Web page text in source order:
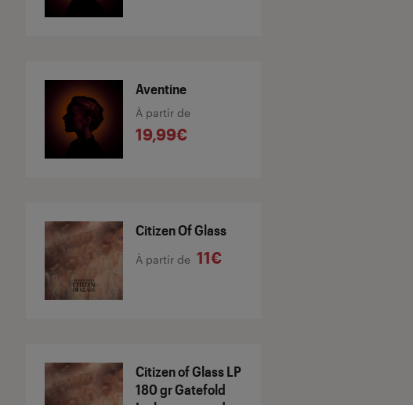
Aventine
À partir de
19,99€
Citizen Of Glass
À partir de 11€
Citizen of Glass LP
180 gr Gatefold